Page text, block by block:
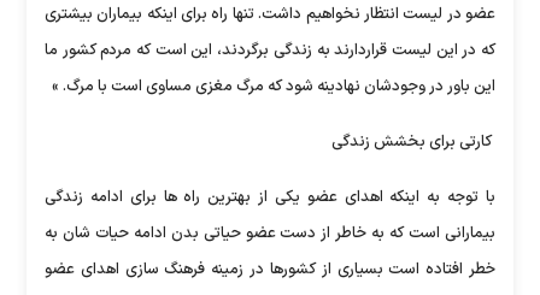
عضو در لیست انتظار نخواهیم داشت. تنها راه برای اینکه بیماران بیشتری
که در این لیست قراردارند به زندگی برگردند، این است که مردم کشور ما
این باور در وجودشان نهادینه شود که مرگ مغزی مساوی است با مرگ. »
کارتی برای بخشش زندگی
با توجه به اینکه اهدای عضو یکی از بهترین راه ها برای ادامه زندگی
بیمارانی است که به خاطر از دست عضو حیاتی بدن ادامه حیات شان به
خطر افتاده است بسیاری از کشورها در زمینه فرهنگ سازی اهدای عضو